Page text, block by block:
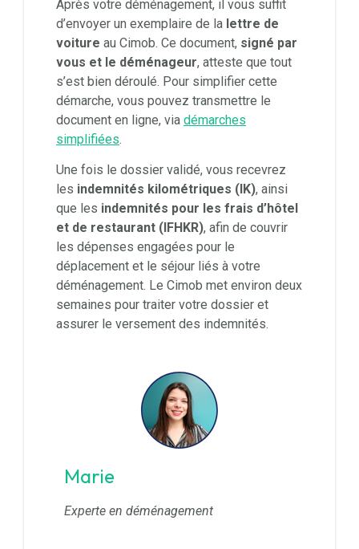
Après votre déménagement, il vous suffit
d’envoyer un exemplaire de la lettre de
voiture au Cimob. Ce document, signé par
vous et le déménageur, atteste que tout
s’est bien déroulé. Pour simplifier cette
démarche, vous pouvez transmettre le
document en ligne, via démarches
simplifiées.
Une fois le dossier validé, vous recevrez
les indemnités kilométriques (IK), ainsi
que les indemnités pour les frais d’hôtel
et de restaurant (IFHKR), afin de couvrir
les dépenses engagées pour le
déplacement et le séjour liés à votre
déménagement. Le Cimob met environ deux
semaines pour traiter votre dossier et
assurer le versement des indemnités.
Marie
Experte en déménagement